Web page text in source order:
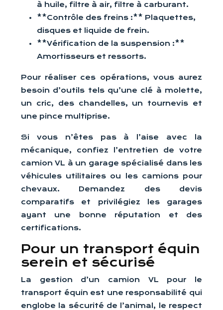
à huile, filtre à air, filtre à carburant.
**Contrôle des freins :** Plaquettes,
disques et liquide de frein.
**Vérification de la suspension :**
Amortisseurs et ressorts.
Pour réaliser ces opérations, vous aurez
besoin d’outils tels qu’une clé à molette,
un cric, des chandelles, un tournevis et
une pince multiprise.
Si vous n’êtes pas à l’aise avec la
mécanique, confiez l’entretien de votre
camion VL à un garage spécialisé dans les
véhicules utilitaires ou les camions pour
chevaux. Demandez des devis
comparatifs et privilégiez les garages
ayant une bonne réputation et des
certifications.
Pour un transport équin
serein et sécurisé
La gestion d’un camion VL pour le
transport équin est une responsabilité qui
englobe la sécurité de l’animal, le respect